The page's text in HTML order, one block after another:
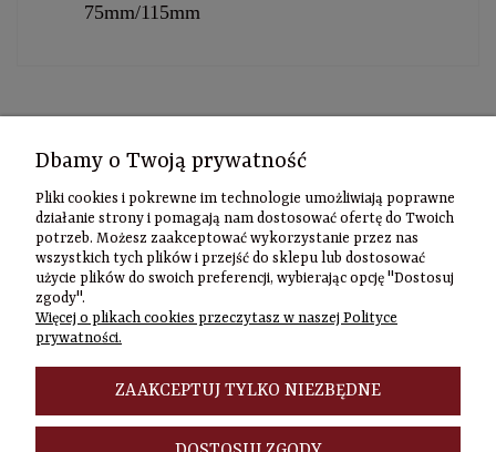
75mm/115mm
Szybki
kontakt
Zamówienia
al. Jana Pawła
Dbamy o Twoją prywatność
Pliki cookies i pokrewne im technologie umożliwiają poprawne
działanie strony i pomagają nam dostosować ofertę do Twoich
potrzeb. Możesz zaakceptować wykorzystanie przez nas
wszystkich tych plików i przejść do sklepu lub dostosować
użycie plików do swoich preferencji, wybierając opcję "Dostosuj
zgody".
Więcej o plikach cookies przeczytasz w naszej Polityce
prywatności.
ZAAKCEPTUJ TYLKO NIEZBĘDNE